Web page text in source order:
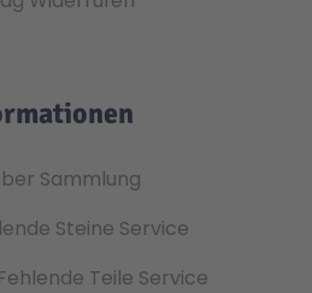
Sammlung
Steine Service
Fehlende Teile Service